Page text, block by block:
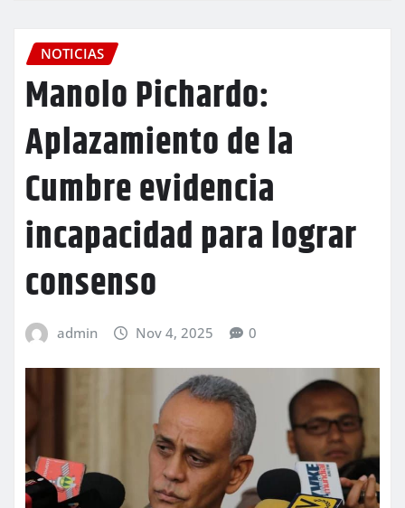
NOTICIAS
Manolo Pichardo:
Aplazamiento de la
Cumbre evidencia
incapacidad para lograr
consenso
admin Nov 4, 2025 0